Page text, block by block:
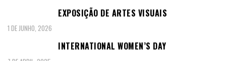
EXPOSIÇÃO DE ARTES VISUAIS
1 DE JUNHO, 2026
INTERNATIONAL WOMEN’S DAY